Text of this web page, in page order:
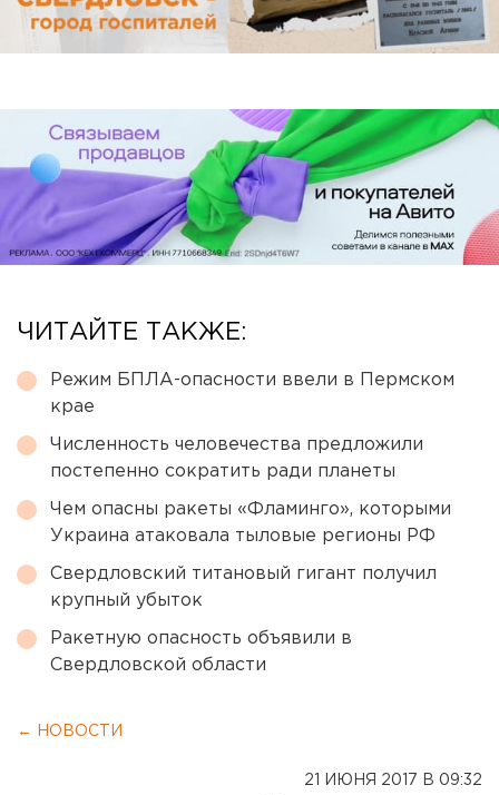
ЧИТАЙТЕ ТАКЖЕ:
Режим БПЛА-опасности ввели в Пермском
крае
Численность человечества предложили
постепенно сократить ради планеты
Чем опасны ракеты «Фламинго», которыми
Украина атаковала тыловые регионы РФ
Свердловский титановый гигант получил
крупный убыток
Ракетную опасность объявили в
Свердловской области
← НОВОСТИ
21 ИЮНЯ 2017 В 09:32